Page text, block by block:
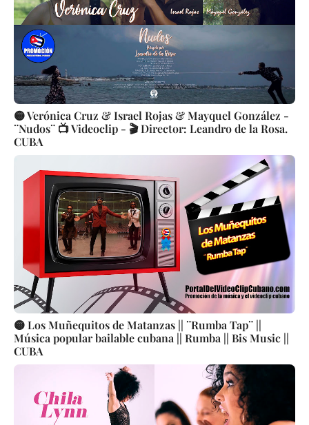
🟡 Verónica Cruz & Israel Rojas & Mayquel González -
¨Nudos¨ 📺 Videoclip - 🎬 Director: Leandro de la Rosa.
CUBA
🟡 Los Muñequitos de Matanzas || ¨Rumba Tap¨ ||
Música popular bailable cubana || Rumba || Bis Music ||
CUBA